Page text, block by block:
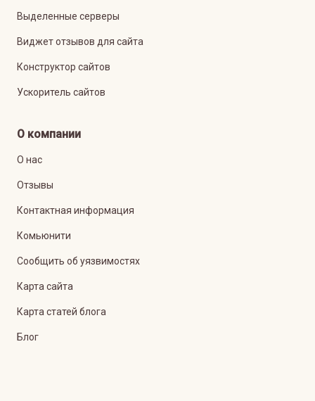
Выделенные серверы
Виджет отзывов для сайта
Конструктор сайтов
Ускоритель сайтов
О компании
О нас
Отзывы
Контактная информация
Комьюнити
Сообщить об уязвимостях
Карта сайта
Карта статей блога
Блог